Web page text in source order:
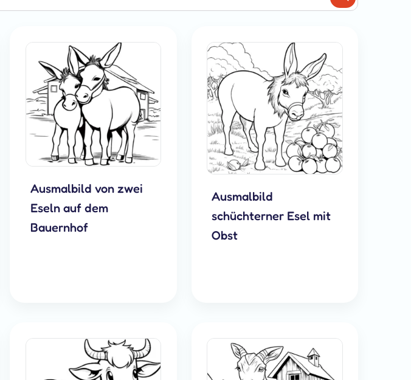
Ausmalbild von zwei
Eseln auf dem
Bauernhof
Ausmalbild
schüchterner Esel mit
Obst